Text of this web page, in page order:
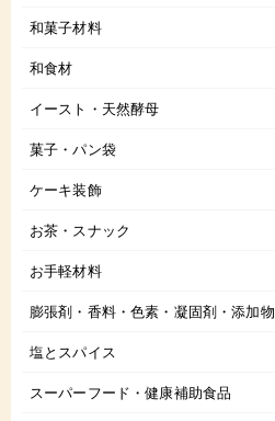
和菓子材料
和食材
イースト・天然酵母
菓子・パン袋
ケーキ装飾
お茶・スナック
お手軽材料
膨張剤・香料・色素・凝固剤・添加物
塩とスパイス
スーパーフード・健康補助食品